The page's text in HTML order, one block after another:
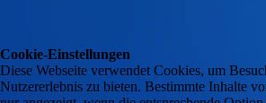
Cookie-Einstellungen
Diese Webseite verwendet Cookies, um
Nutzererlebnis zu bieten. Bestimmte Inhalte